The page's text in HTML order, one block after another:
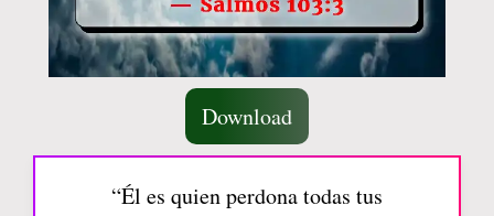
Download
“Él es quien perdona todas tus